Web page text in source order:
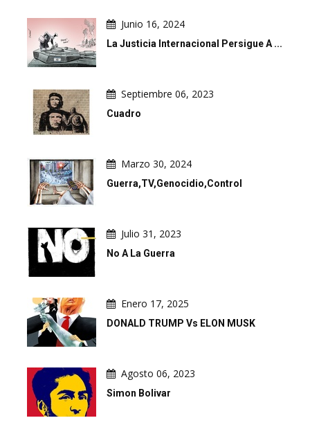
Junio 16, 2024
La Justicia Internacional Persigue A ...
Septiembre 06, 2023
Cuadro
Marzo 30, 2024
Guerra,TV,Genocidio,Control
Julio 31, 2023
No A La Guerra
Enero 17, 2025
DONALD TRUMP Vs ELON MUSK
Agosto 06, 2023
Simon Bolivar